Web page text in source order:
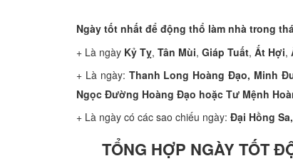
Ngày tốt nhất để động thổ làm nhà trong
+ Là ngày Kỷ Tỵ, Tân Mùi, Giáp Tuất, Ất Hợi,
+ Là ngày: Thanh Long Hoàng Đạo, Minh
Ngọc Đường Hoàng Đạo hoặc Tư Mệnh
+ Là ngày có các sao chiếu ngày: Đại Hồng
TỔNG HỢP NGÀY TỐT